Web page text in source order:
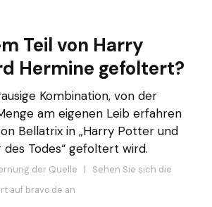
Teil von Harry
Hermine gefoltert?
Kombination, von der
am eigenen Leib erfahren
Bellatrix in „Harry Potter und
Todes“ gefoltert wird.
der Quelle | Sehen Sie sich die
auf bravo.de an